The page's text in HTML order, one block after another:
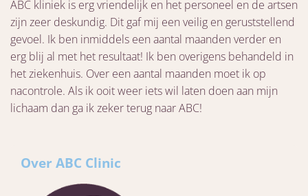
ABC kliniek is erg vriendelijk en het personeel en de artsen
zijn zeer deskundig. Dit gaf mij een veilig en geruststellend
gevoel. Ik ben inmiddels een aantal maanden verder en
erg blij al met het resultaat! Ik ben overigens behandeld in
het ziekenhuis. Over een aantal maanden moet ik op
nacontrole. Als ik ooit weer iets wil laten doen aan mijn
lichaam dan ga ik zeker terug naar ABC!
Over ABC Clinic